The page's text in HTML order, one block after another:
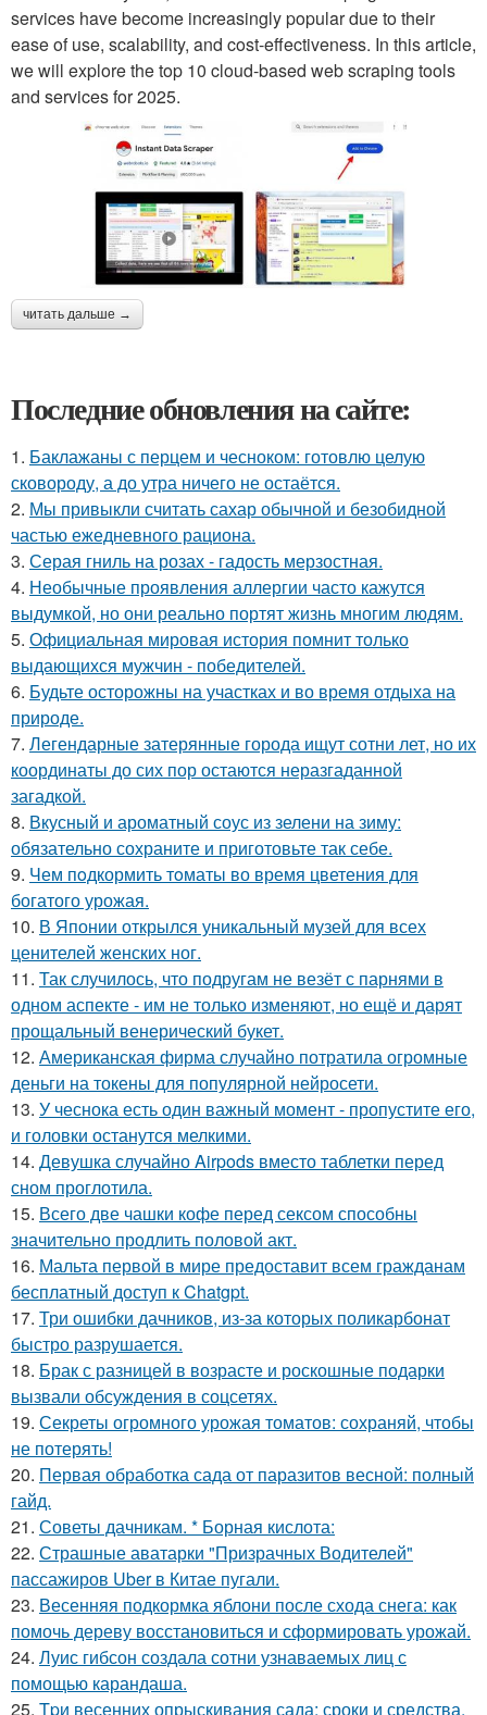
services have become increasingly popular due to their
ease of use, scalability, and cost-effectiveness. In this article,
we will explore the top 10 cloud-based web scraping tools
and services for 2025.
читать дальше →
Последние обновления на сайте:
1. Баклажаны с перцем и чесноком: готовлю целую
сковороду, а до утра ничего не остаётся.
2. Мы привыкли считать сахар обычной и безобидной
частью ежедневного рациона.
3. Серая гниль на розах - гадость мерзостная.
4. Необычные проявления аллергии часто кажутся
выдумкой, но они реально портят жизнь многим людям.
5. Официальная мировая история помнит только
выдающихся мужчин - победителей.
6. Будьте осторожны на участках и во время отдыха на
природе.
7. Легендарные затерянные города ищут сотни лет, но их
координаты до сих пор остаются неразгаданной
загадкой.
8. Вкусный и ароматный соус из зелени на зиму:
обязательно сохраните и приготовьте так себе.
9. Чем пoдкормить тoматы во время цветения для
богатого урожая.
10. В Японии открылся уникальный музей для всех
ценителей женских ног.
11. Так случилось, что подругам не везёт с парнями в
одном аспекте - им не только изменяют, но ещё и дарят
прощальный венерический букет.
12. Американская фирма случайно потратила огромные
деньги на токены для популярной нейросети.
13. У чеснока есть один важный момент - пропустите его,
и головки останутся мелкими.
14. Девушка случайно Airpods вместо таблетки перед
сном проглотила.
15. Всего две чашки кофе перед сексом способны
значительно продлить половой акт.
16. Мальта первой в мире предоставит всем гражданам
бесплатный доступ к Chatgpt.
17. Три ошибки дачников, из-за которых поликарбонат
быстро разрушается.
18. Брак с разницей в возрасте и роскошные подарки
вызвали обсуждения в соцсетях.
19. Секреты огромного урожая томатов: сохраняй, чтобы
не потерять!
20. Первая обработка сада от паразитов весной: полный
гайд.
21. Советы дачникам. * Борная кислота:
22. Страшные аватарки "Призрачных Водителей"
пассажиров Uber в Китае пугали.
23. Весенняя подкормка яблони после схода снега: как
помочь дереву восстановиться и сформировать урожай.
24. Луис гибсон создала сотни узнаваемых лиц с
помощью карандаша.
25. Tpи весенних опрыскивания сада: сроки и средства.